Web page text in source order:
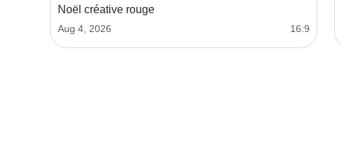
Noël créative rouge
Aug 4, 2026 16:9